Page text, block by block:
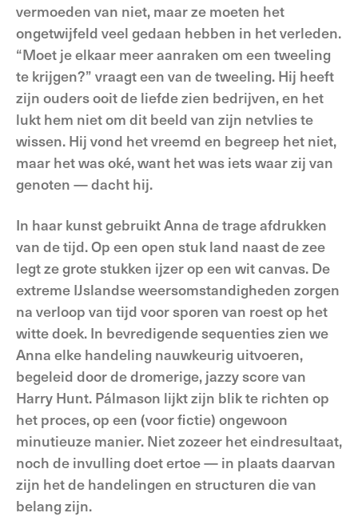
vermoeden van niet, maar ze moeten het
ongetwijfeld veel gedaan hebben in het verleden.
“Moet je elkaar meer aanraken om een tweeling
te krijgen?” vraagt een van de tweeling. Hij heeft
zijn ouders ooit de liefde zien bedrijven, en het
lukt hem niet om dit beeld van zijn netvlies te
wissen. Hij vond het vreemd en begreep het niet,
maar het was oké, want het was iets waar zij van
genoten — dacht hij.
In haar kunst gebruikt Anna de trage afdrukken
van de tijd. Op een open stuk land naast de zee
legt ze grote stukken ijzer op een wit canvas. De
extreme IJslandse weersomstandigheden zorgen
na verloop van tijd voor sporen van roest op het
witte doek. In bevredigende sequenties zien we
Anna elke handeling nauwkeurig uitvoeren,
begeleid door de dromerige, jazzy score van
Harry Hunt. Pálmason lijkt zijn blik te richten op
het proces, op een (voor fictie) ongewoon
minutieuze manier. Niet zozeer het eindresultaat,
noch de invulling doet ertoe — in plaats daarvan
zijn het de handelingen en structuren die van
belang zijn.